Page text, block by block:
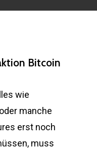
Bitcoin
wie
manche
erst noch
muss